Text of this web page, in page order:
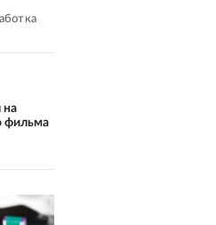
на
фильма